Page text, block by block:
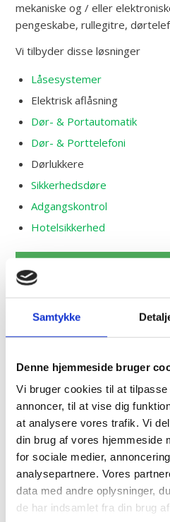
Samtykke
Denne hjemmeside bruger
Vi bruger cookies til at
annoncer, til at vise dig
at analysere vores trafik. Vi
din brug af vores hjemmeside
for sociale medier,
analysepartnere. Vores
data med andre oplysninger,
de har indsamlet fra din brug
mekaniske og / eller
pengeskabe, rullegitre,
​Vi tilbyder disse løsninger
Låsesystemer
Elektrisk aflåsning
Dør- & Portautomatik
Dør- & Porttelefoni
Dørlukkere
Sikkerhedsdøre
Adgangskontrol
Hotelsikkerhed
52 70
KONTAKT